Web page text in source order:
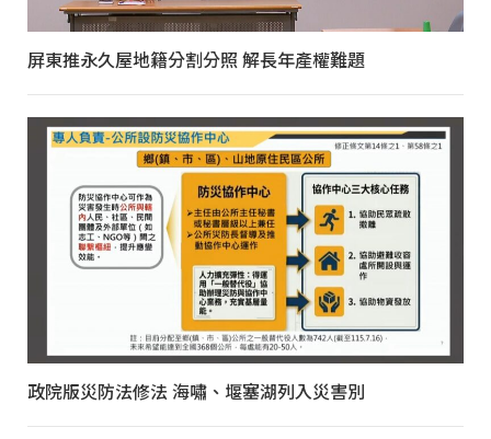
屏東推永久屋地籍分割分照 解長年產權難題
政院版災防法修法 海嘯、堰塞湖列入災害別